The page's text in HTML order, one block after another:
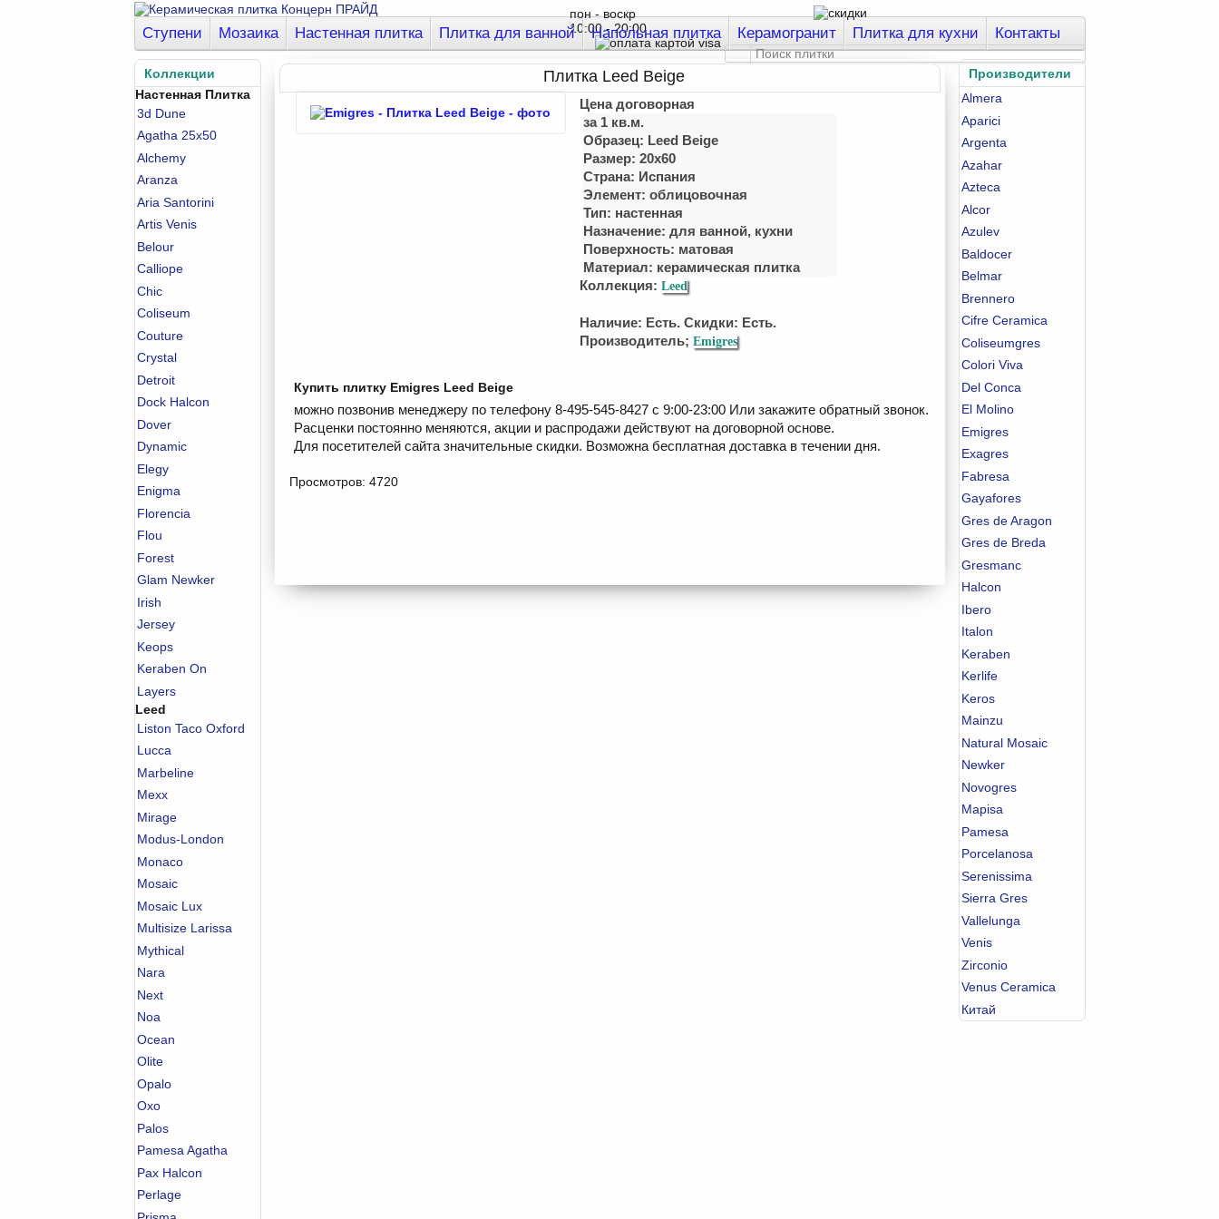
пон - воскр
10:00 - 20:00
Ступени Мозаика Настенная плитка Плитка для ванной Напольная плитка Керамогранит Плитка для кухни Контакты
Коллекции
Настенная Плитка
3d Dune
Agatha 25x50
Alchemy
Aranza
Aria Santorini
Artis Venis
Belour
Calliope
Chic
Coliseum
Couture
Crystal
Detroit
Dock Halcon
Dover
Dynamic
Elegy
Enigma
Florencia
Flou
Forest
Glam Newker
Irish
Jersey
Keops
Keraben On
Layers
Leed
Liston Taco Oxford
Lucca
Marbeline
Mexx
Mirage
Modus-London
Monaco
Mosaic
Mosaic Lux
Multisize Larissa
Mythical
Nara
Next
Noa
Ocean
Olite
Opalo
Oxo
Palos
Pamesa Agatha
Pax Halcon
Perlage
Производители
Almera
Aparici
Argenta
Azahar
Azteca
Alcor
Azulev
Baldocer
Belmar
Brennero
Cifre Ceramica
Coliseumgres
Colori Viva
Del Conca
El Molino
Emigres
Exagres
Fabresa
Gayafores
Gres de Aragon
Gres de Breda
Gresmanc
Halcon
Ibero
Italon
Keraben
Kerlife
Keros
Mainzu
Natural Mosaic
Newker
Novogres
Mapisa
Pamesa
Porcelanosa
Serenissima
Sierra Gres
Vallelunga
Venis
Zirconio
Venus Ceramica
Китай
Плитка Leed Beige
Цена договорная
за 1 кв.м.
Образец: Leed Beige
Размер: 20x60
Страна: Испания
Элемент: облицовочная
Тип: настенная
Назначение: для ванной, кухни
Поверхность: матовая
Материал: керамическая плитка
Коллекция:Leed
Наличие: Есть. Скидки: Есть.
Производитель;Emigres
Купить плитку Emigres Leed Beige
можно позвонив менеджеру по телефону 8-495-545-8427 с 9:00-23:00 Или закажите обратный звонок.
Расценки постоянно меняются, акции и распродажи действуют на договорной основе.
Для посетителей сайта значительные скидки. Возможна бесплатная доставка в течении дня.
Просмотров: 4720